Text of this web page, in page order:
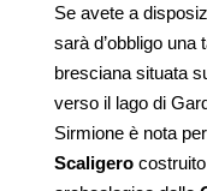
Se avete a
sarà d’obbligo una
bresciana situata
verso il lago di
Sirmione è nota
Scaligerocostruito